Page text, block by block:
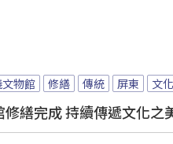
物館 修繕 傳統 屏東 文化
繕完成 持續傳遞文化之